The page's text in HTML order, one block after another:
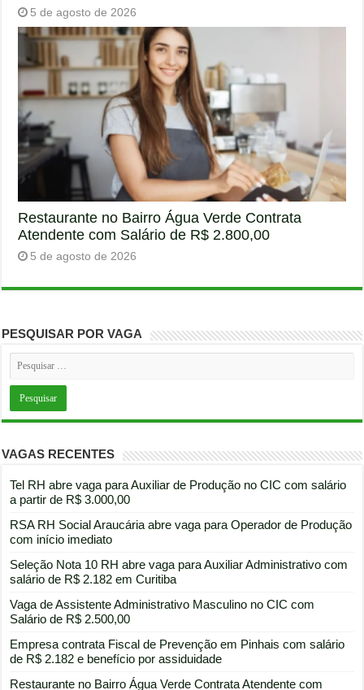
5 de agosto de 2026
Restaurante no Bairro Água Verde Contrata
Atendente com Salário de R$ 2.800,00
5 de agosto de 2026
PESQUISAR POR VAGA
VAGAS RECENTES
Tel RH abre vaga para Auxiliar de Produção no CIC com salário
a partir de R$ 3.000,00
RSA RH Social Araucária abre vaga para Operador de Produção
com início imediato
Seleção Nota 10 RH abre vaga para Auxiliar Administrativo com
salário de R$ 2.182 em Curitiba
Vaga de Assistente Administrativo Masculino no CIC com
Salário de R$ 2.500,00
Empresa contrata Fiscal de Prevenção em Pinhais com salário
de R$ 2.182 e benefício por assiduidade
Restaurante no Bairro Água Verde Contrata Atendente com